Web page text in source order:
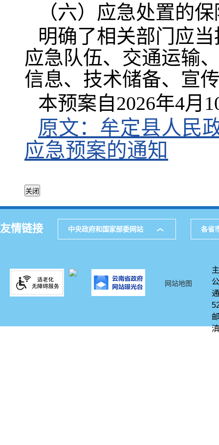
（六）应急处置的
明确了相关部门应
应急队伍、交通运输
信息、技术储备、宣
本预案自2026年4月
原文：牟定县人民
应急预案的通知
友情链接 中央政府和国家部委网站 各省
网站地图